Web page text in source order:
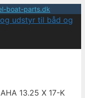
boat-parts.dk
13.25 X 17-K